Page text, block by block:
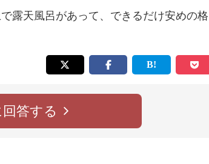
露天風呂があって、できるだけ安めの格
答する